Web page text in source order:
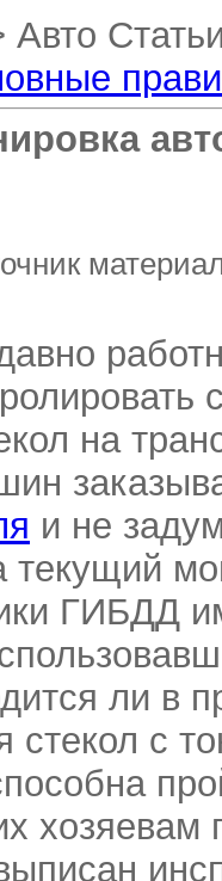
Авто
на
и не
ГИБДД
ли в
стекол с